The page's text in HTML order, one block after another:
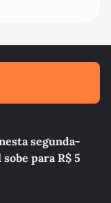
segunda-
para R$ 5